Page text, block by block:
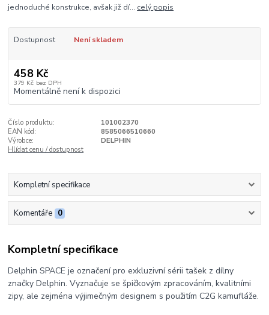
jednoduché konstrukce, avšak již dí... celý popis
Dostupnost Není skladem
458 Kč
379 Kč bez DPH
Momentálně není k dispozici
Číslo produktu:
101002370
EAN kód:
8585066510660
Výrobce:
DELPHIN
Hlídat cenu / dostupnost
Kompletní specifikace
Komentáře 0
Kompletní specifikace
Delphin SPACE je označení pro exkluzivní sérii tašek z dílny
značky Delphin. Vyznačuje se špičkovým zpracováním, kvalitními
zipy, ale zejména výjimečným designem s použitím C2G kamufláže.